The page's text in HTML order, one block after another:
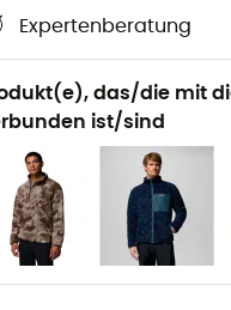
Expertenberatung
das/die mit
ist/sind